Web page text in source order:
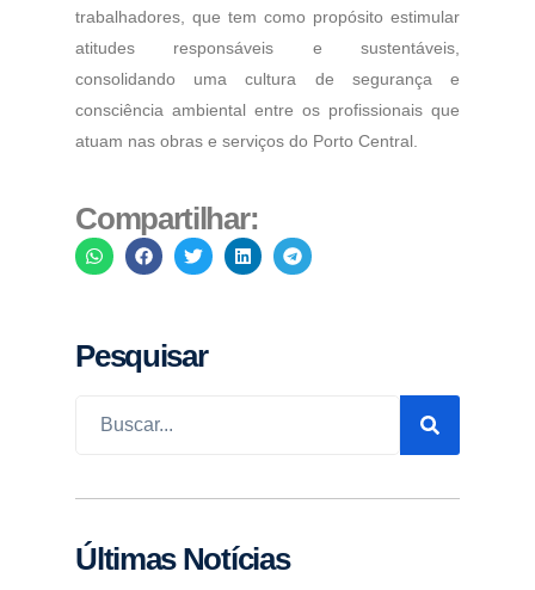
trabalhadores, que tem como propósito estimular
atitudes responsáveis e sustentáveis,
consolidando uma cultura de segurança e
consciência ambiental entre os profissionais que
atuam nas obras e serviços do Porto Central.
Compartilhar:
Pesquisar
Últimas Notícias